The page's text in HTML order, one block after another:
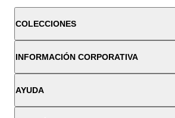
COLECCIONES
INFORMACIÓN CORPORATIVA
AYUDA